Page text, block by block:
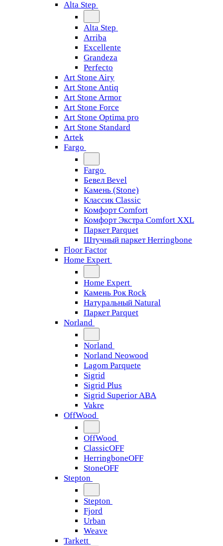
Alta Step
Alta Step
Arriba
Excellente
Grandeza
Perfecto
Art Stone Airy
Art Stone Antiq
Art Stone Armor
Art Stone Force
Art Stone Optima pro
Art Stone Standard
Artek
Fargo
Fargo
Бевел Bevel
Камень (Stone)
Классик Classic
Комфорт Comfort
Комфорт Экстра Comfort XXL
Паркет Parquet
Штучный паркет Herringbone
Floor Factor
Home Expert
Home Expert
Камень Рок Rock
Натуральный Natural
Паркет Parquet
Norland
Norland
Norland Neowood
Lagom Parquete
Sigrid
Sigrid Plus
Sigrid Superior ABA
Vakre
OffWood
OffWood
ClassicOFF
HerringboneOFF
StoneOFF
Stepton
Stepton
Fjord
Urban
Weave
Tarkett